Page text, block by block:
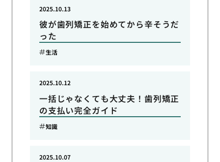
彼が歯列矯正を始めてから辛そうだ
った
2025.10.13
生活
一括じゃなくても大丈夫！歯列矯正
の支払い完全ガイド
2025.10.12
知識
2025.10.07